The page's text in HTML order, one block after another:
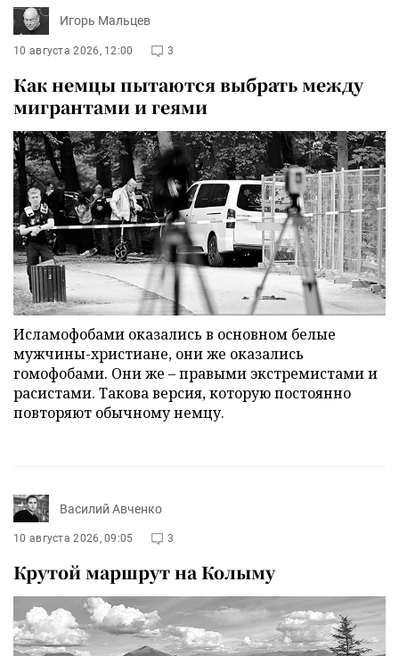
Игорь Мальцев
10 августа 2026, 12:00 3
Как немцы пытаются выбрать между
мигрантами и геями
Исламофобами оказались в основном белые
мужчины-христиане, они же оказались
гомофобами. Они же – правыми экстремистами и
расистами. Такова версия, которую постоянно
повторяют обычному немцу.
Василий Авченко
10 августа 2026, 09:05 3
Крутой маршрут на Колыму